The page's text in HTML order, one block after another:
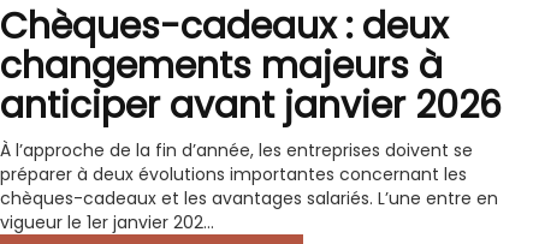
Chèques-cadeaux : deux
changements majeurs à
anticiper avant janvier 2026
À l’approche de la fin d’année, les entreprises doivent se
préparer à deux évolutions importantes concernant les
chèques-cadeaux et les avantages salariés. L’une entre en
vigueur le 1er janvier 202...